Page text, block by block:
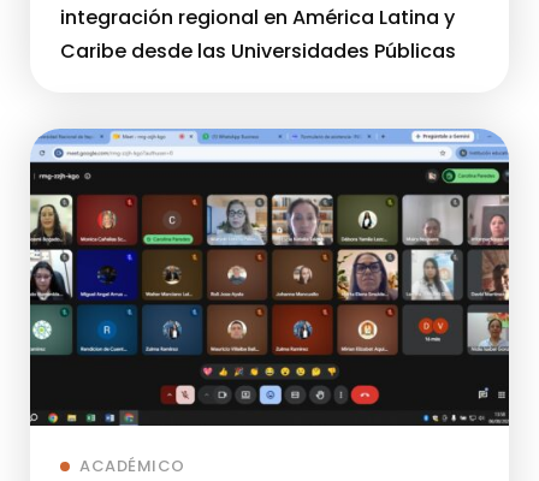
integración regional en América Latina y
Caribe desde las Universidades Públicas
ACADÉMICO